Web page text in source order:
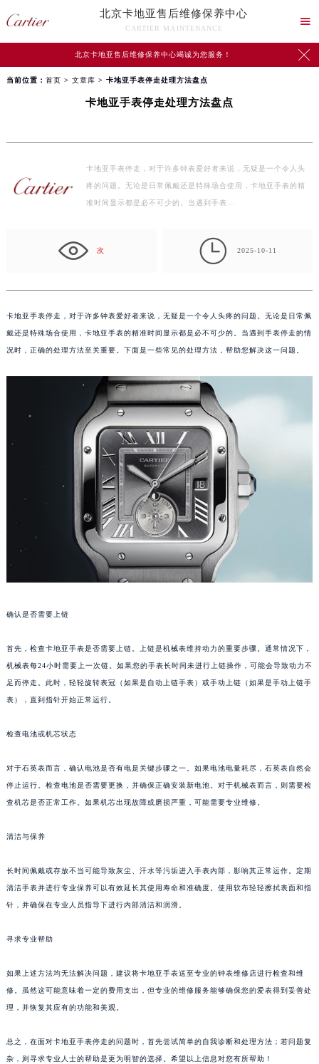
北京卡地亚售后维修保养中心
CARTIER MAINTENANCE

北京卡地亚售后维修保养中心竭诚为您服务！ 
当前位置： 首页 > 文章库 > 卡地亚手表停走处理方法盘点
卡地亚手表停走处理方法盘点
卡地亚手表停走，对于许多钟表爱好者来说，无疑是一个令人头
疼的问题。无论是日常佩戴还是特殊场合使用，卡地亚手表的精
准时间显示都是必不可少的。当遇到手表…
次  2025-10-11
卡地亚手表停走，对于许多钟表爱好者来说，无疑是一个令人头疼的问题。无论是日常佩
戴还是特殊场合使用，卡地亚手表的精准时间显示都是必不可少的。当遇到手表停走的情
况时，正确的处理方法至关重要。下面是一些常见的处理方法，帮助您解决这一问题。
确认是否需要上链
首先，检查卡地亚手表是否需要上链。上链是机械表维持动力的重要步骤。通常情况下，
机械表每24小时需要上一次链。如果您的手表长时间未进行上链操作，可能会导致动力不
足而停走。此时，轻轻旋转表冠（如果是自动上链手表）或手动上链（如果是手动上链手
表），直到指针开始正常运行。
检查电池或机芯状态
对于石英表而言，确认电池是否有电是关键步骤之一。如果电池电量耗尽，石英表自然会
停止运行。检查电池是否需要更换，并确保正确安装新电池。对于机械表而言，则需要检
查机芯是否正常工作。如果机芯出现故障或磨损严重，可能需要专业维修。
清洁与保养
长时间佩戴或存放不当可能导致灰尘、汗水等污垢进入手表内部，影响其正常运作。定期
清洁手表并进行专业保养可以有效延长其使用寿命和准确度。使用软布轻轻擦拭表面和指
针，并确保在专业人员指导下进行内部清洁和润滑。
寻求专业帮助
如果上述方法均无法解决问题，建议将卡地亚手表送至专业的钟表维修店进行检查和维
修。虽然这可能意味着一定的费用支出，但专业的维修服务能够确保您的爱表得到妥善处
理，并恢复其应有的功能和美观。
总之，在面对卡地亚手表停走的问题时，首先尝试简单的自我诊断和处理方法；若问题复
杂，则寻求专业人士的帮助是更为明智的选择。希望以上信息对您有所帮助！